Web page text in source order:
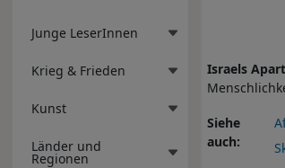
Junge LeserInnen
Krieg & Frieden
Kunst
Länder und
Regionen
Israels
Siehe
auch